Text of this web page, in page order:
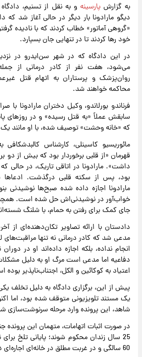
به گزارشپارسینه و به نقل از تسنیم،
دیگو مارادونا بار دیگر در حالی آغاز شد که
«گروهی آماتور» خطاب کردند که با نادیده
خود رها کردند تا در تنهایی جان بسپارد.
در این دادگاه که در شهر سن‌ایدرو در
می‌شود، هفت نفر از کادر درمانی از
روان‌پزشک و پرستاران به اتهام قتل
محاکمه خواهند شد.
فرناندو بورلاندو، وکیل دختران مارادونا
سابقش عملاً «به قتل رسیده» و در روزهای
که «خانه وحشت» توصیف شده، با او مانند
مائوریسیو کاسینلی، کارشناس
قهرمان «از قلبی برخوردار بود که بیش از دو
داشت». مارادونا در اتاقی تاریک، در حالی
بود، پس از سکته قلبی درگذشت.
مارادونا اجازه داده شده صبح‌ها
خواب‌آور در نوشیدنی‌اش حل شده است.
جای کمک برای رفتن به حمام، با شلنگ
دادستان با ارائه تصاویر تکان‌دهنده‌ای از
مدعی شد که کادر درمانی نه تنها مراقبت‌های
انجام نداده‌، بلکه اجازه داده‌اند او در
دفاعیه اما مدعی است مرگ او به دلیل
اعتیاد به کوکائین و الکل، اجتناب‌ناپذیر
پیش از این، برگزاری دادگاه به دلیل تخلف
شاهد، این پرونده وارد مرحله
25 سال زندان محکوم شوند؛ پایانی تلخ
60 سالگی و در غربت مطلق در خانه‌ای اجاره‌ای درگذشت.